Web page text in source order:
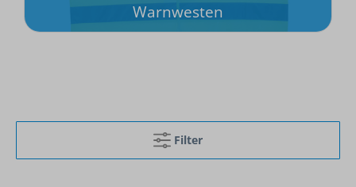
Warnwesten
Filter